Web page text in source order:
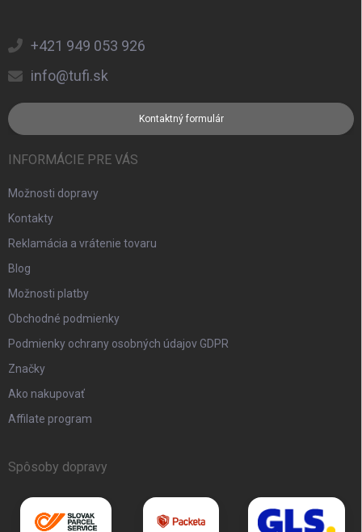
+421 949 053 926
info@tufi.sk
Kontaktný formulár
INFORMÁCIE PRE VÁS
Možnosti dopravy
Kontakty
Reklamácia a vrátenie tovaru
Blog
Možnosti platby
Obchodné podmienky
Podmienky ochrany osobných údajov GDPR
Značky
Ako nakupovať
Affilate program
Spôsoby dopravy